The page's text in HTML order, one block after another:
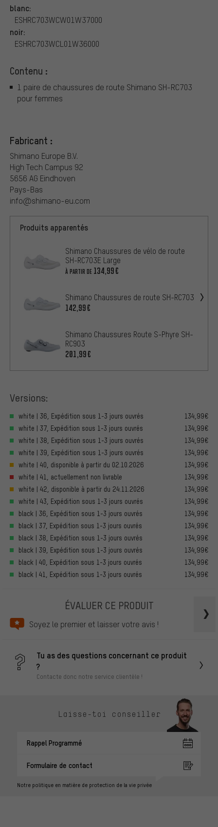
blanc:
ESHRC703WCW01W37000
noir:
ESHRC703WCL01W36000
Contenu :
1 paire de chaussures de route Shimano SH-RC703
pour femmes
Fabricant :
Shimano Europe B.V.
High Tech Campus 92
5656 AG Eindhoven
Pays-Bas
info@shimano-eu.com
Produits apparentés
Shimano Chaussures de vélo de route
SH-RC703E Large
À PARTIR DE 134,99€
Shimano Chaussures de route SH-RC703
142,99€
Shimano Chaussures Route S-Phyre SH-
RC903
201,99€
Versions:
white | 36, Expédition sous 1-3 jours ouvrés
134,99€
white | 37, Expédition sous 1-3 jours ouvrés
134,99€
white | 38, Expédition sous 1-3 jours ouvrés
134,99€
white | 39, Expédition sous 1-3 jours ouvrés
134,99€
white | 40, disponible à partir du 02.10.2026
134,99€
white | 41, actuellement non livrable
134,99€
white | 42, disponible à partir du 24.11.2026
134,99€
white | 43, Expédition sous 1-3 jours ouvrés
134,99€
black | 36, Expédition sous 1-3 jours ouvrés
134,99€
black | 37, Expédition sous 1-3 jours ouvrés
134,99€
black | 38, Expédition sous 1-3 jours ouvrés
134,99€
black | 39, Expédition sous 1-3 jours ouvrés
134,99€
black | 40, Expédition sous 1-3 jours ouvrés
134,99€
black | 41, Expédition sous 1-3 jours ouvrés
134,99€
ÉVALUER CE PRODUIT
Soyez le premier et laisser votre avis !
Tu as des questions concernant ce produit
?
Contacte donc notre service clientèle !
Laisse-toi conseiller
Rappel Programmé
Formulaire de contact
Notre politique en matière de protection de la vie privée